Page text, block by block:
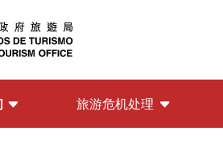
旅游危机处理